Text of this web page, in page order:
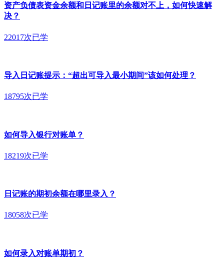
资产负债表资金余额和日记账里的余额对不上，如何快速解
决？
22017次已学
导入日记账提示：“超出可导入最小期间”该如何处理？
18795次已学
如何导入银行对账单？
18219次已学
日记账的期初余额在哪里录入？
18058次已学
如何录入对账单期初？